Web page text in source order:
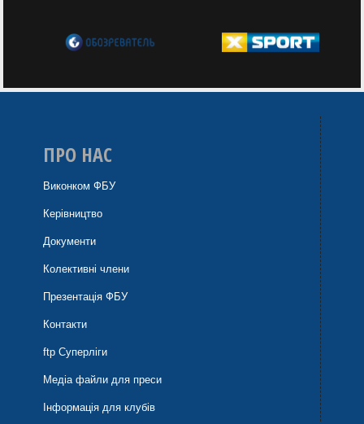
ПРО НАС
Виконком ФБУ
Керівництво
Документи
Колективні члени
Презентація ФБУ
Контакти
ftp Суперліги
Медіа файли для преси
Інформація для клубів